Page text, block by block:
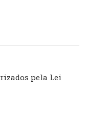
pela Lei